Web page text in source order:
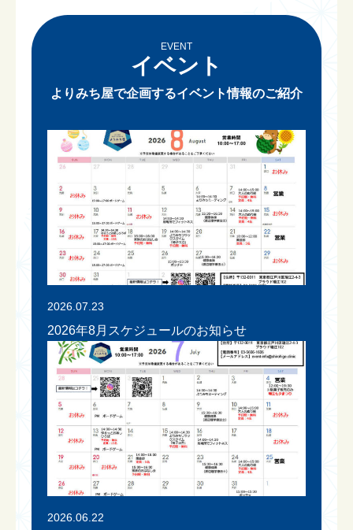
EVENT
イベント
よりみち屋で企画するイベント情報のご紹介
2026.07.23
2026年8月スケジュールのお知らせ
2026.06.22